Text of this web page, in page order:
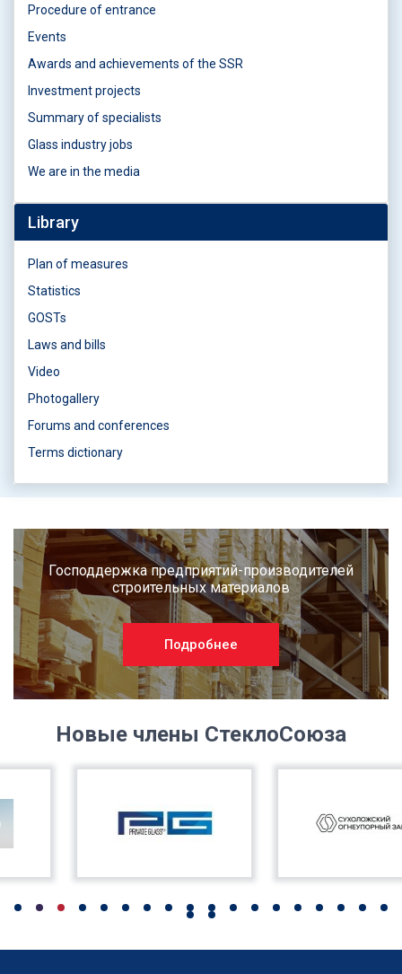
Procedure of entrance
Events
Awards and achievements of the SSR
Investment projects
Summary of specialists
Glass industry jobs
We are in the media
Library
Plan of measures
Statistics
GOSTs
Laws and bills
Video
Photogallery
Forums and conferences
Terms dictionary
Господдержка предприятий-производителей
строительных материалов
Подробнее
Новые члены СтеклоСоюза